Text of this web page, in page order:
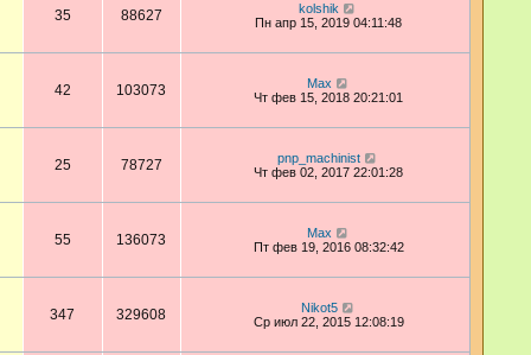
35 88627
kolshik
Пн апр 15, 2019 04:11:48
42 103073
Max
Чт фев 15, 2018 20:21:01
25 78727
pnp_machinist
Чт фев 02, 2017 22:01:28
55 136073
Max
Пт фев 19, 2016 08:32:42
347 329608
Nikot5
Ср июл 22, 2015 12:08:19